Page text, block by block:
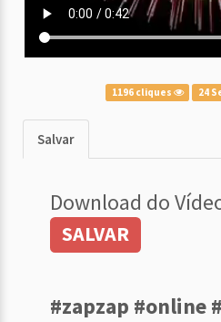
1196 cliques 24
Salvar
Download do
SALVAR
#zapzap #online